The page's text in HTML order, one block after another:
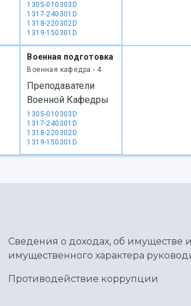
1305-010303D
1317-240301D
1318-220302D
1319-150301D
Военная подготовка
Военная кафедра - 4
Преподаватели
Военной Кафедры
1305-010303D
1317-240301D
1318-220302D
1319-150301D
Сведения о доходах, об имуществе и
имущественного характера
Противодействие коррупции